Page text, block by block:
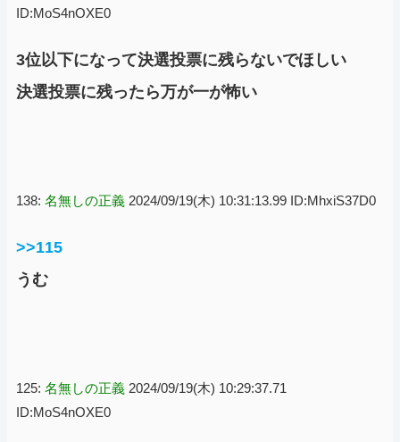
ID:MoS4nOXE0
3位以下になって決選投票に残らないでほしい
決選投票に残ったら万が一が怖い
138: 名無しの正義 2024/09/19(木) 10:31:13.99 ID:MhxiS37D0
>>115
うむ
125: 名無しの正義 2024/09/19(木) 10:29:37.71
ID:MoS4nOXE0